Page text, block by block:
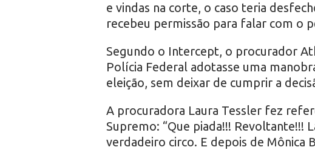
e vindas na corte, o caso teria
recebeu permissão para falar com o
Segundo o Intercept, o procurador
Polícia Federal adotasse uma
eleição, sem deixar de cumprir a
A procuradora Laura Tessler fez
Supremo: “Que piada!!! Revoltante!!!
verdadeiro circo. E depois de Mônica